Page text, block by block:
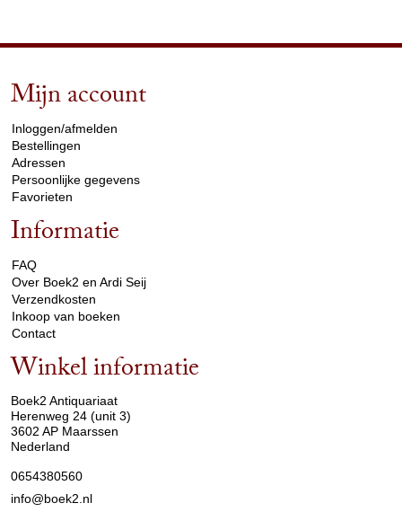
Mijn account
Inloggen/afmelden
Bestellingen
Adressen
Persoonlijke gegevens
Favorieten
Informatie
FAQ
Over Boek2 en Ardi Seij
Verzendkosten
Inkoop van boeken
Contact
Winkel informatie
Boek2 Antiquariaat
Herenweg 24 (unit 3)
3602 AP Maarssen
Nederland
0654380560
info@boek2.nl